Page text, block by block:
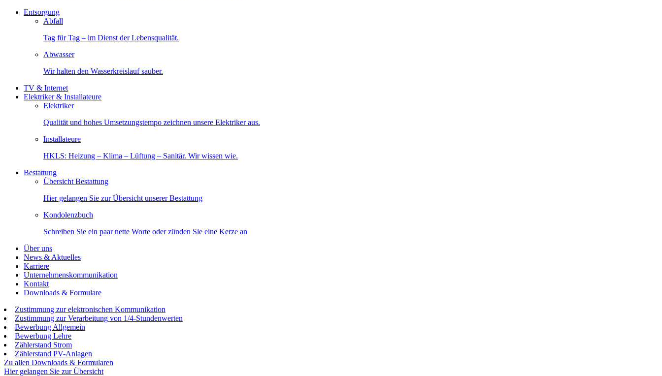
Entsorgung
Abfall
Tag für Tag – im Dienst der Lebensqualität.
Abwasser
Wir halten den Wasserkreislauf sauber.
TV & Internet
Elektriker & Installateure
Elektriker
Qualität und hohes Umsetzungstempo zeichnen unsere Elektriker aus.
Installateure
HKLS: Heizung – Klima – Lüftung – Sanitär. Wir wissen wie.
Bestattung
Übersicht Bestattung
Hier gelangen Sie zur Übersicht unserer Bestattung
Kondolenzbuch
Schreiben Sie ein paar nette Worte oder zünden Sie eine Kerze an
Über uns
News & Aktuelles
Karriere
Unternehmenskommunikation
Kontakt
Downloads & Formulare
Zustimmung zur elektronischen Kommunikation
Zustimmung zur Verarbeitung von 1/4-Stundenwerten
Bewerbung Allgemein
Bewerbung Lehre
Zählerstand Strom
Zählerstand PV-Anlagen
Zu allen Downloads & Formularen
Hier gelangen Sie zur Übersicht